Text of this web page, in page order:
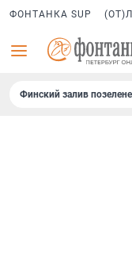
ФОНТАНКА SUP
Финский залив